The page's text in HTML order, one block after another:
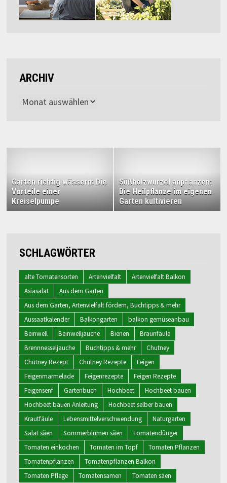
ARCHIV
Archiv
Garten richtig wässern: Die
Vorteile einer
Kreiselpumpe
Süßholzwurzel anpflanzen:
Die Heilpflanze im eigenen
Garten kultivieren
SCHLAGWÖRTER
alte Tomatensorten Artenvielfalt
Artenvielfalt Balkon
Asiasalat
Aus dem Garten
Aus dem Garten, Artenvielfalt fördern, Buchtipps & mehr
Aussaatkalender
Balkongarten
balkon gemüseanbau
Beinwell
Beinwelljauche Bienen
Braunfäule
Brennnesseljauche
Buchtipps & mehr
Chutney
Chutney Rezept
Chutney Rezepte
Feigen
Feigenmarmelade
Feigenrezepte
Feigen Rezepte
Feigensenf
Gartenbuch Hochbeet
Hochbeet bauen
Hochbeet bauen Anleitung
Hochbeet selber bauen
Krautfäule
Lebensmittelverschwendung
Naturgarten
Salat säen
Sommerblumen säen
Tomatendünger
Tomaten einkochen
Tomaten im Topf
Tomaten Pflanzen
Tomatenpflanzen
Tomatenpflanzen Balkon
Tomaten Pflege
Tomatensamen Tomaten säen